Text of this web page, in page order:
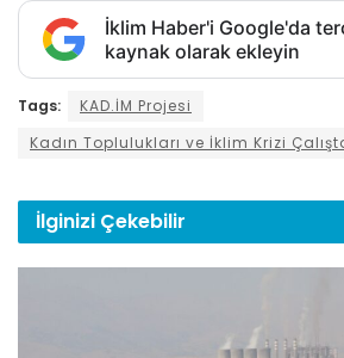
İklim Haber'i Google'da
kaynak olarak ekleyin
Tags:
KAD.İM Projesi
Kadın Toplulukları ve İklim Krizi
İlginizi Çekebilir